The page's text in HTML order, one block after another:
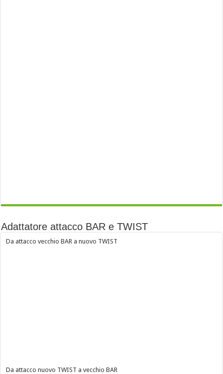
Adattatore attacco BAR e TWIST
Da attacco vecchio BAR a nuovo TWIST
Da attacco nuovo TWIST a vecchio BAR